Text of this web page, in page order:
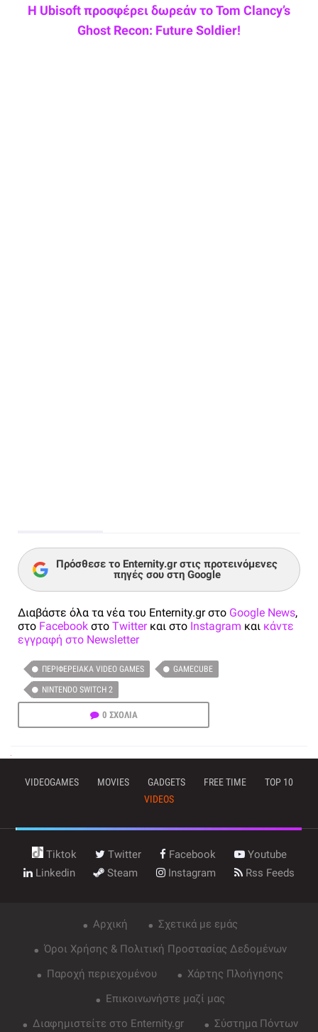
Η Ubisoft προσφέρει δωρεάν το Tom Clancy’s
Ghost Recon: Future Soldier!
Πρόσθεσε το Enternity.gr στις προτεινόμενες
πηγές σου στη Google
Διαβάστε όλα τα νέα του Enternity.gr στο Google News,
στο Facebook στο Twitterκαι στο Instagram και κάντε
εγγραφή στο Newsletter
ΠΕΡΙΦΕΡΕΙΑΚΆ VIDEO GAMES GAMECUBE
NINTENDO SWITCH 2
0 ΣΧΟΛΙΑ
VIDEOGAMES MOVIES GADGETS FREE TIME
TOP 10
VIDEOS
Tiktok Twitter Facebook
Youtube
Linkedin
Steam Instagram Rss Feeds
Αρχική
Σχετικά με εμάς
Όροι Χρήσης & Πολιτική Προστασίας Δεδομένων
Παροχή περιεχομένου
Χάρτης Πλοήγησης
Επικοινωνήστε μαζί μας
Διαφημιστείτε στο Enternity.gr
Σύστημα Πόντων